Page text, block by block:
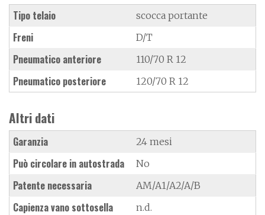
Tipo telaio scocca portante
Freni D/T
Pneumatico anteriore 110/70 R 12
Pneumatico posteriore 120/70 R 12
Altri dati
Garanzia 24 mesi
Può circolare in autostrada No
Patente necessaria AM/A1/A2/A/B
Capienza vano sottosella n.d.